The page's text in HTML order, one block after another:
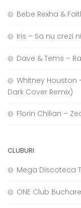
Bebe Rexha &
Iris – Sa nu crezi
Dave & Tems –
Whitney Houston
Dark Cover Remix)
Florin Chilian –
CLUBURI
Mega Discoteca
ONE Club